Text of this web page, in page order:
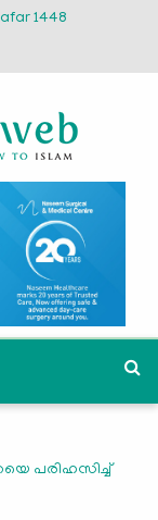
1448
പരിഹസിച്ച്